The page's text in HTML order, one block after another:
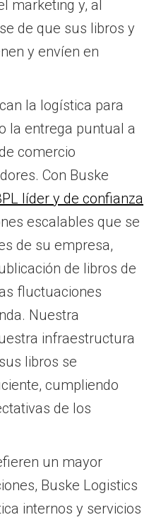
marketing y, al
de que sus libros y
y envíen en
la logística para
la entrega puntual a
comercio
Con Buske
líder y de confianza
escalables que se
de su empresa,
de libros de
fluctuaciones
Nuestra
infraestructura
libros se
cumpliendo
de los
un mayor
Buske Logistics
internos y servicios